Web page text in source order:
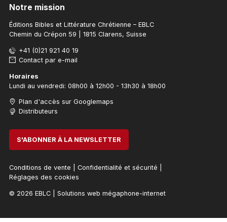
Notre mission
Éditions Bibles et Littérature Chrétienne – EBLC
Chemin du Crépon 59 | 1815 Clarens, Suisse
+41 (0)21 921 40 19
Contact par e-mail
Horaires
Lundi au vendredi: 08h00 à 12h00 - 13h30 à 18h00
Plan d'accès sur Googlemaps
Distributeurs
S'ABONNER À LA NEWSLETTER
Conditions de vente Confidentialité et sécurité
Réglages des cookies
© 2026 EBLC| Solutions web mégaphone-internet